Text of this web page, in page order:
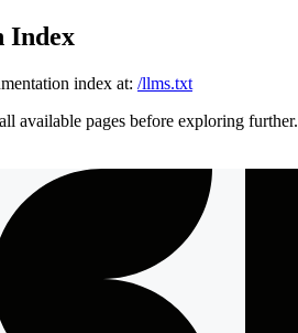
Index
index at: /llms.txt
available pages before exploring further.